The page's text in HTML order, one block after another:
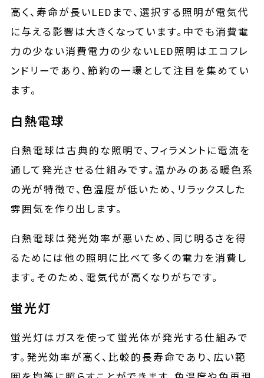
高く、寿命が長いLEDまで、選択する照明が電気代
に与える影響は大きくなっています。中でも消費電
力の少ない消費電力の少ないLED照明はエコフレ
ンドリーであり、節約の一環として注目を集めてい
ます。
白熱電球
白熱電球は古典的な照明で、フィラメントに電流を
通して発光させる仕組みです。温かみのある暖色系
の光が特徴で、色温度が低いため、リラックスした
雰囲気を作り出します。
白熱電球は発光効率が悪いため、同じ明るさを得
るためには他の照明に比べて多くの電力を消費し
ます。そのため、電気代が高くなりがちです。
蛍光灯
蛍光灯はガスを使って蛍光体が発光する仕組みで
す。発光効率が高く、比較的長寿命であり、広い範